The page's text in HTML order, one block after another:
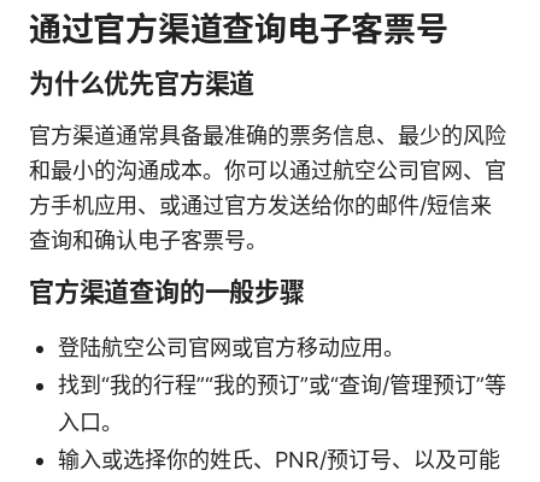
通过官方渠道查询电子客票号
为什么优先官方渠道
官方渠道通常具备最准确的票务信息、最少的风险
和最小的沟通成本。你可以通过航空公司官网、官
方手机应用、或通过官方发送给你的邮件/短信来
查询和确认电子客票号。
官方渠道查询的一般步骤
登陆航空公司官网或官方移动应用。
找到“我的行程”“我的预订”或“查询/管理预订”等
入口。
输入或选择你的姓氏、PNR/预订号、以及可能